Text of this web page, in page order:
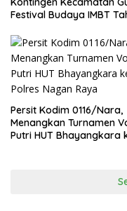
Festival Budaya IMBT
Persit Kodim 0116/Nara,
Menangkan Turnamen
Putri HUT Bhayangkara